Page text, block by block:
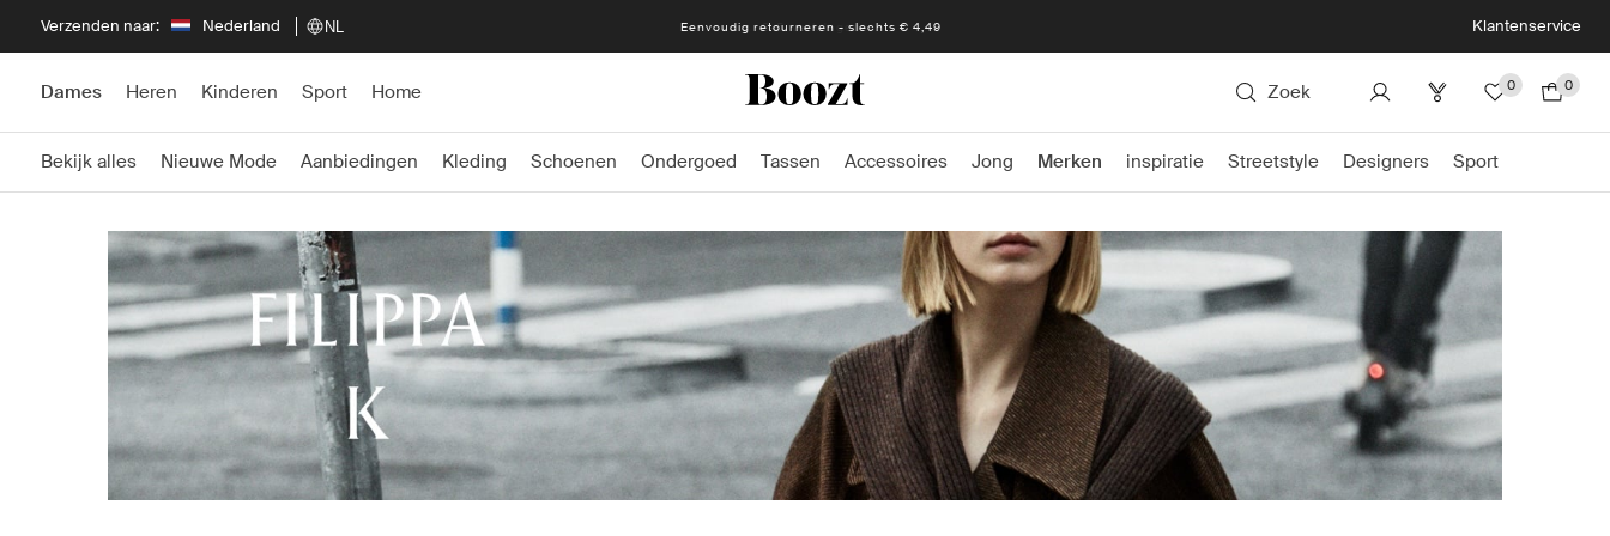
Verzenden naar: Nederland NL Eenvoudig retourneren - slechts € 4,49 Klantenservice
Dames Heren Kinderen Sport Home Zoek 0 0
Bekijk alles Nieuwe Mode Aanbiedingen Kleding Schoenen Ondergoed Tassen Accessoires Jong Merken inspiratie Streetstyle Designers Sport